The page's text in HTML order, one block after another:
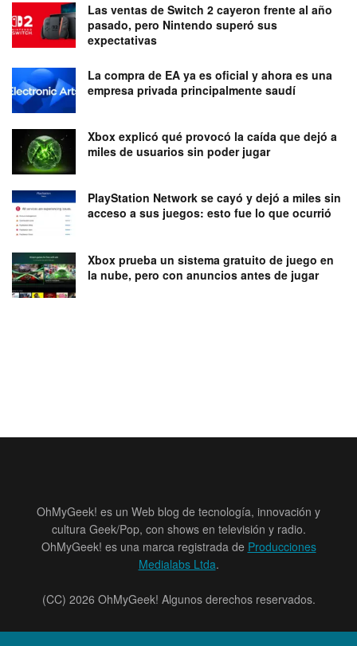
Las ventas de Switch 2 cayeron frente al año
pasado, pero Nintendo superó sus
expectativas
La compra de EA ya es oficial y ahora es una
empresa privada principalmente saudí
Xbox explicó qué provocó la caída que dejó a
miles de usuarios sin poder jugar
PlayStation Network se cayó y dejó a miles sin
acceso a sus juegos: esto fue lo que ocurrió
Xbox prueba un sistema gratuito de juego en
la nube, pero con anuncios antes de jugar
OhMyGeek! es un Web blog de tecnología, innovación y
cultura Geek/Pop, con shows en televisión y radio.
OhMyGeek! es una marca registrada de Producciones
Medialabs Ltda.
(CC) 2026 OhMyGeek! Algunos derechos reservados.